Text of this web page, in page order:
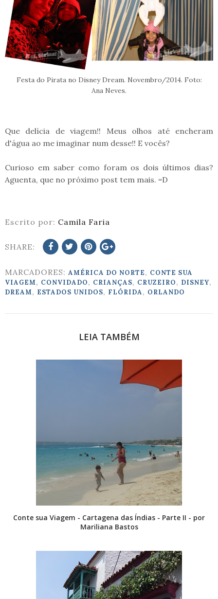
Festa do Pirata no Disney Dream. Novembro/2014. Foto:
Ana Neves.
Que delícia de viagem!! Meus olhos até encheram
d'água ao me imaginar num desse!! E vocês?
Curioso em saber como foram os dois últimos dias?
Aguenta, que no próximo post tem mais. =D
Escrito por: Camila Faria
SHARE:
MARCADORES: AMÉRICA DO NORTE, CONTE SUA
VIAGEM, CONVIDADO, CRIANÇAS, CRUZEIRO, DISNEY,
DREAM, ESTADOS UNIDOS, FLÓRIDA, ORLANDO
LEIA TAMBÉM
Conte sua Viagem - Cartagena das Índias - Parte II - por
Mariliana Bastos